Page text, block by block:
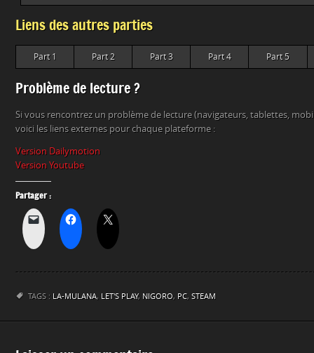
Liens des autres parties
Part 1 Part 2 Part 3 Part 4 Part 5
Problème de lecture ?
Si vous rencontrez un problème de lecture (navigateurs, tablettes,
voici les liens externes pour chaque plateforme :
Version Dailymotion
Version Youtube
Partager :
TAGS : LA-MULANA, LET'S PLAY, NIGORO, PC, STEAM